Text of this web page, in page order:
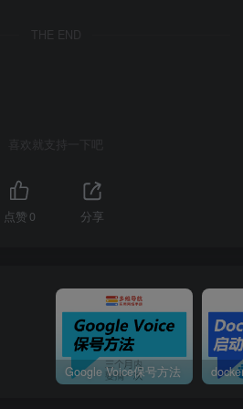
THE END
喜欢就支持一下吧
点赞 0 分享
Google Voice保号方法